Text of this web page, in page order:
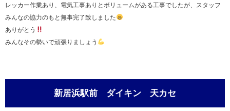
レッカー作業あり、電気工事ありとボリュームがある工事でしたが、スタッフ
みんなの協力のもと無事完了致しました
ありがとう
みんなその勢いで頑張りましょう
新居浜駅前 ダイキン 天カセ